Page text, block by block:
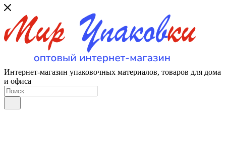
Интернет-магазин упаковочных материалов, товаров для дома
и офиса